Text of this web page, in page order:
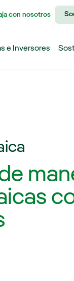
con nosotros
e Inversores